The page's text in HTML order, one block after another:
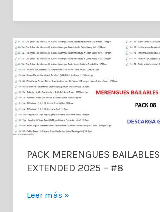
CLASICOS
EXTENDED
2025
–
#9
PACK MERENGUES BAILABLES
EXTENDED 2025 – #8
PACK
Leer más »